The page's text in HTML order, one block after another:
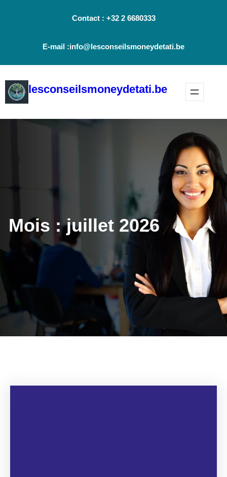
Contact : +32 2 6680333
E-mail :info@lesconseilsmoneydetati.be
lesconseilsmoneydetati.be
Mois :juillet 2026